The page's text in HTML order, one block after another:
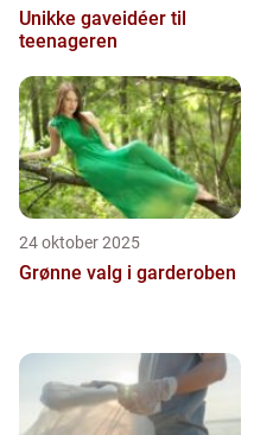
Unikke gaveidéer til
teenageren
24 oktober 2025
Grønne valg i garderoben